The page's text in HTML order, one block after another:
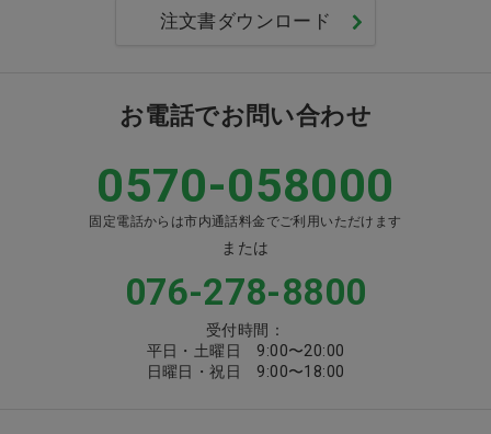
注文書ダウンロード
お電話でお問い合わせ
0570-058000
固定電話からは市内通話料金でご利用いただけます
または
076-278-8800
受付時間：
平日・土曜日 9:00〜20:00
日曜日・祝日 9:00〜18:00